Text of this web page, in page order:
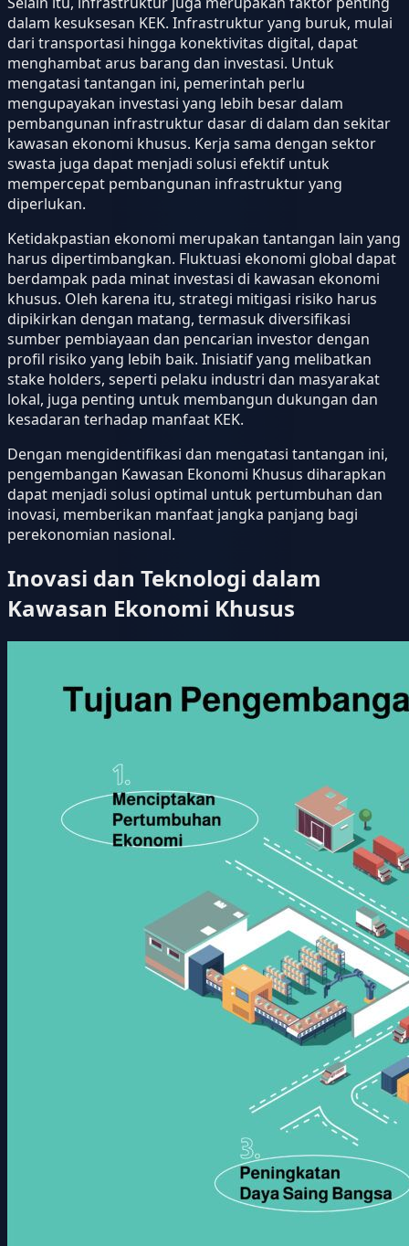
dalam kesuksesan KEK. Infrastruktur yang buruk, mulai
dari transportasi hingga konektivitas digital, dapat
menghambat arus barang dan investasi. Untuk
mengatasi tantangan ini, pemerintah perlu
mengupayakan investasi yang lebih besar dalam
pembangunan infrastruktur dasar di dalam dan sekitar
kawasan ekonomi khusus. Kerja sama dengan sektor
swasta juga dapat menjadi solusi efektif untuk
mempercepat pembangunan infrastruktur yang
diperlukan.
Ketidakpastian ekonomi merupakan tantangan lain yang
harus dipertimbangkan. Fluktuasi ekonomi global dapat
berdampak pada minat investasi di kawasan ekonomi
khusus. Oleh karena itu, strategi mitigasi risiko harus
dipikirkan dengan matang, termasuk diversifikasi
sumber pembiayaan dan pencarian investor dengan
profil risiko yang lebih baik. Inisiatif yang melibatkan
stake holders, seperti pelaku industri dan masyarakat
lokal, juga penting untuk membangun dukungan dan
kesadaran terhadap manfaat KEK.
Dengan mengidentifikasi dan mengatasi tantangan ini,
pengembangan Kawasan Ekonomi Khusus diharapkan
dapat menjadi solusi optimal untuk pertumbuhan dan
inovasi, memberikan manfaat jangka panjang bagi
perekonomian nasional.
Inovasi dan Teknologi dalam
Kawasan Ekonomi Khusus